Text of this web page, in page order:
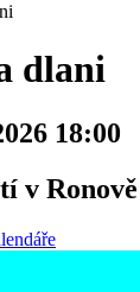
dlani
18:00
v Ronově